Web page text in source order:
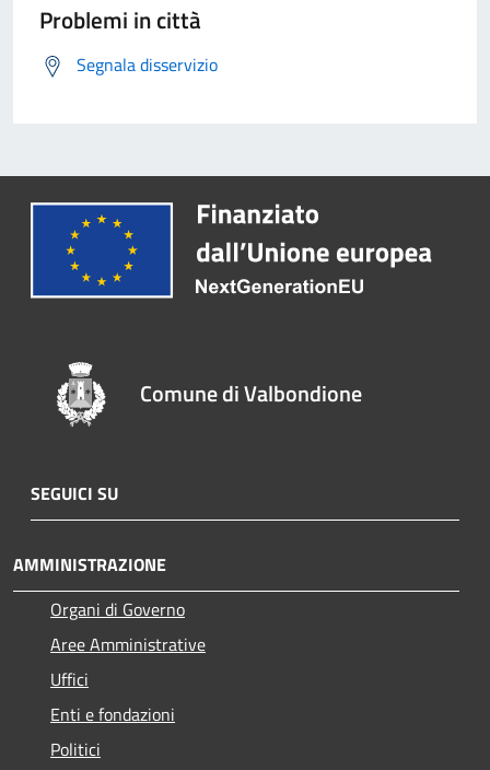
Problemi in città
Segnala disservizio
Comune di Valbondione
SEGUICI SU
AMMINISTRAZIONE
Organi di Governo
Aree Amministrative
Uffici
Enti e fondazioni
Politici